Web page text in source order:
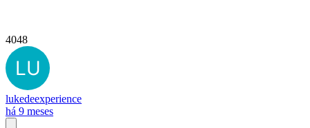
4048
lukedeexperience
há 9 meses